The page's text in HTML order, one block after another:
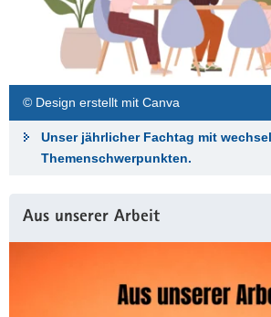
© Design erstellt mit Canva
Unser jährlicher Fachtag mit
Themenschwerpunkten.
Aus unserer Arbeit